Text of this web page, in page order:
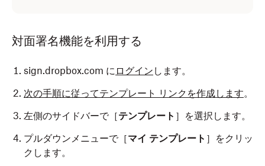
対面署名機能を利用する
sign.dropbox.com に ログイン します。
次の手順に従ってテンプレート リンクを作成します。
左側のサイドバーで［テンプレート ］を選択します。
プルダウンメニューで［マイ テンプレート ］をクリッ
クします。